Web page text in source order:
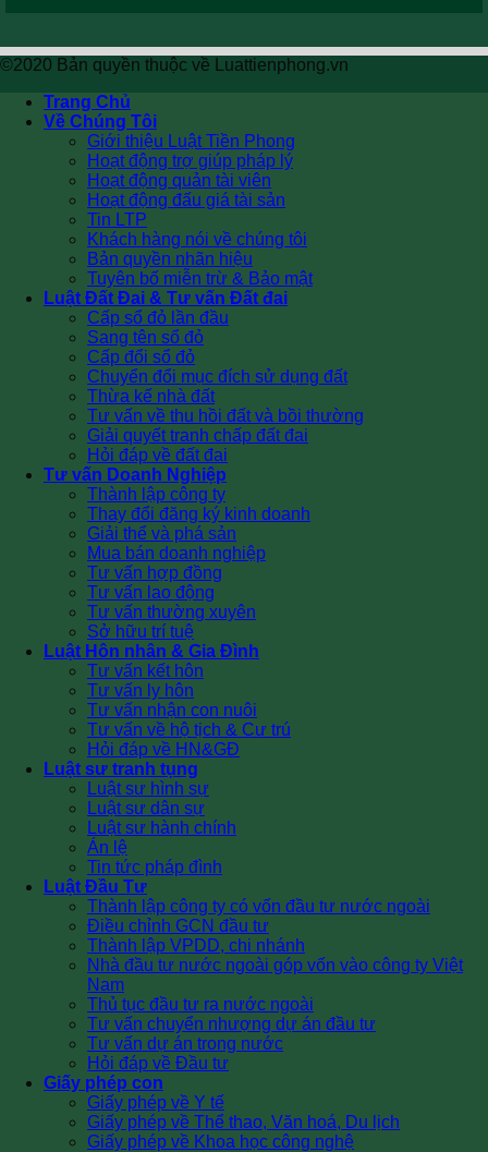
©2020 Bản quyền thuộc về Luattienphong.vn
Trang Chủ
Về Chúng Tôi
Giới thiệu Luật Tiền Phong
Hoạt động trợ giúp pháp lý
Hoạt động quản tài viên
Hoạt động đấu giá tài sản
Tin LTP
Khách hàng nói về chúng tôi
Bản quyền nhãn hiệu
Tuyên bố miễn trừ & Bảo mật
Luật Đất Đai & Tư vấn Đất đai
Cấp sổ đỏ lần đầu
Sang tên sổ đỏ
Cấp đổi sổ đỏ
Chuyển đổi mục đích sử dụng đất
Thừa kế nhà đất
Tư vấn về thu hồi đất và bồi thường
Giải quyết tranh chấp đất đai
Hỏi đáp về đất đai
Tư vấn Doanh Nghiệp
Thành lập công ty
Thay đổi đăng ký kinh doanh
Giải thể và phá sản
Mua bán doanh nghiệp
Tư vấn hợp đồng
Tư vấn lao động
Tư vấn thường xuyên
Sở hữu trí tuệ
Luật Hôn nhân & Gia Đình
Tư vấn kết hôn
Tư vấn ly hôn
Tư vấn nhận con nuôi
Tư vấn về hộ tịch & Cư trú
Hỏi đáp về HN&GĐ
Luật sư tranh tụng
Luật sư hình sự
Luật sư dân sự
Luật sư hành chính
Án lệ
Tin tức pháp đình
Luật Đầu Tư
Thành lập công ty có vốn đầu tư nước ngoài
Điều chỉnh GCN đầu tư
Thành lập VPDD, chi nhánh
Nhà đầu tư nước ngoài góp vốn vào công ty Việt
Nam
Thủ tục đầu tư ra nước ngoài
Tư vấn chuyển nhượng dự án đầu tư
Tư vấn dự án trong nước
Hỏi đáp về Đầu tư
Giấy phép con
Giấy phép về Y tế
Giấy phép về Thể thao, Văn hoá, Du lịch
Giấy phép về Khoa học công nghệ